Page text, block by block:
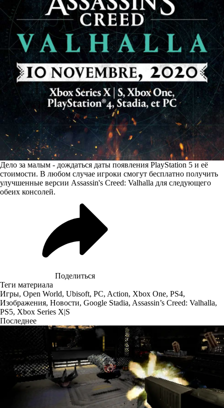
Дело за малым - дождаться даты появления PlayStation 5 и её
стоимости. В любом случае игроки смогут бесплатно получить
улучшенные версии Assassin's Creed: Valhalla для следующего
обеих консолей.
Поделиться
Теги материала
Игры, Open World, Ubisoft, PC, Action, Xbox One, PS4,
Изображения, Новости, Google Stadia, Assassin’s Creed: Valhalla,
PS5, Xbox Series X|S
Последнее